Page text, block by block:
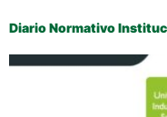
Diario Normativo